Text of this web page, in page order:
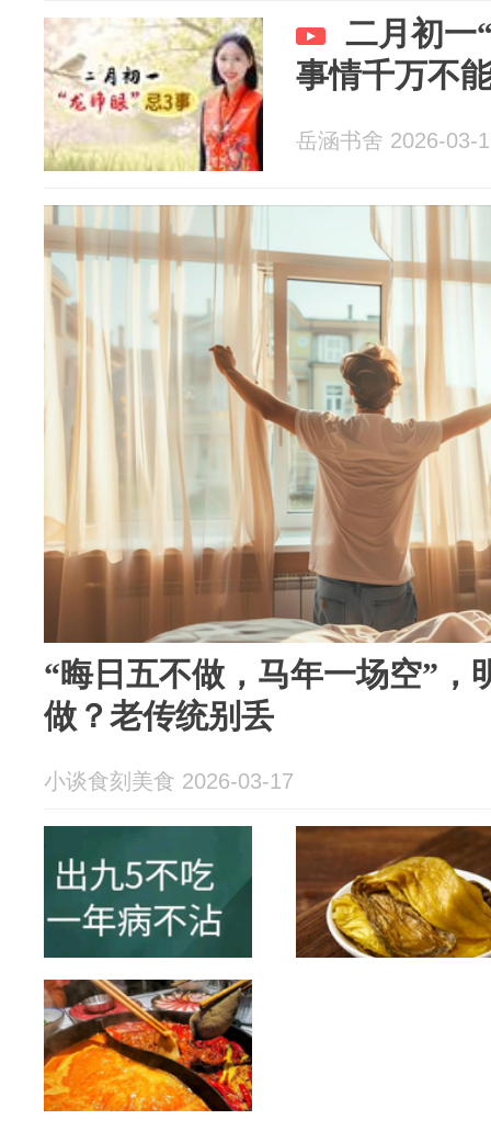
二月初一
事情千万不
岳涵书舍 2026-03-
“晦日五不做，马年一场空”，
做？老传统别丢
小谈食刻美食 2026-03-17